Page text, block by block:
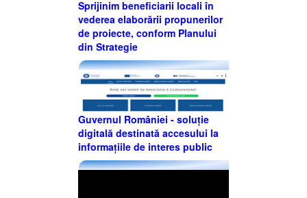
Sprijinim beneficiarii locali în
vederea elaborării propunerilor
de proiecte, conform Planului
din Strategie
Guvernul României - soluție
digitală destinată accesului la
informațiile de interes public